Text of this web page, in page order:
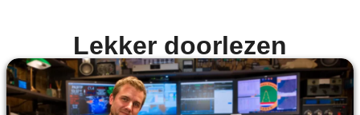
Lekker doorlezen